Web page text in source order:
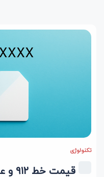
تکنولوژی